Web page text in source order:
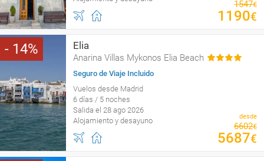
1547€
1190€
14 Elia
Anarina Villas Mykonos Elia Beach
Seguro de Viaje Incluido
Vuelos desde Madrid
6 días / 5 noches
Salida el 28 ago 2026
Alojamiento y desayuno
desde
6602€
5687€